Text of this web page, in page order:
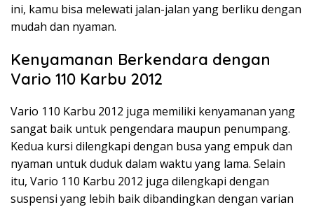
ini, kamu bisa melewati jalan-jalan yang berliku dengan
mudah dan nyaman.
Kenyamanan Berkendara dengan
Vario 110 Karbu 2012
Vario 110 Karbu 2012 juga memiliki kenyamanan yang
sangat baik untuk pengendara maupun penumpang.
Kedua kursi dilengkapi dengan busa yang empuk dan
nyaman untuk duduk dalam waktu yang lama. Selain
itu, Vario 110 Karbu 2012 juga dilengkapi dengan
suspensi yang lebih baik dibandingkan dengan varian